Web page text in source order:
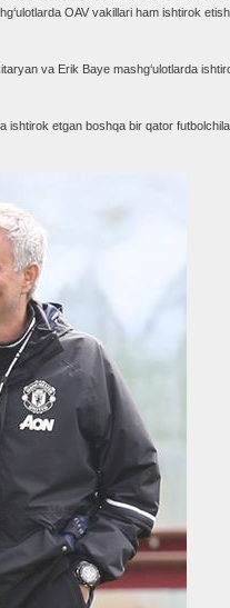
OAV vakillari ham ishtirok
va Erik Baye mashg‘ulotlarda
ishtirok etgan boshqa bir qator